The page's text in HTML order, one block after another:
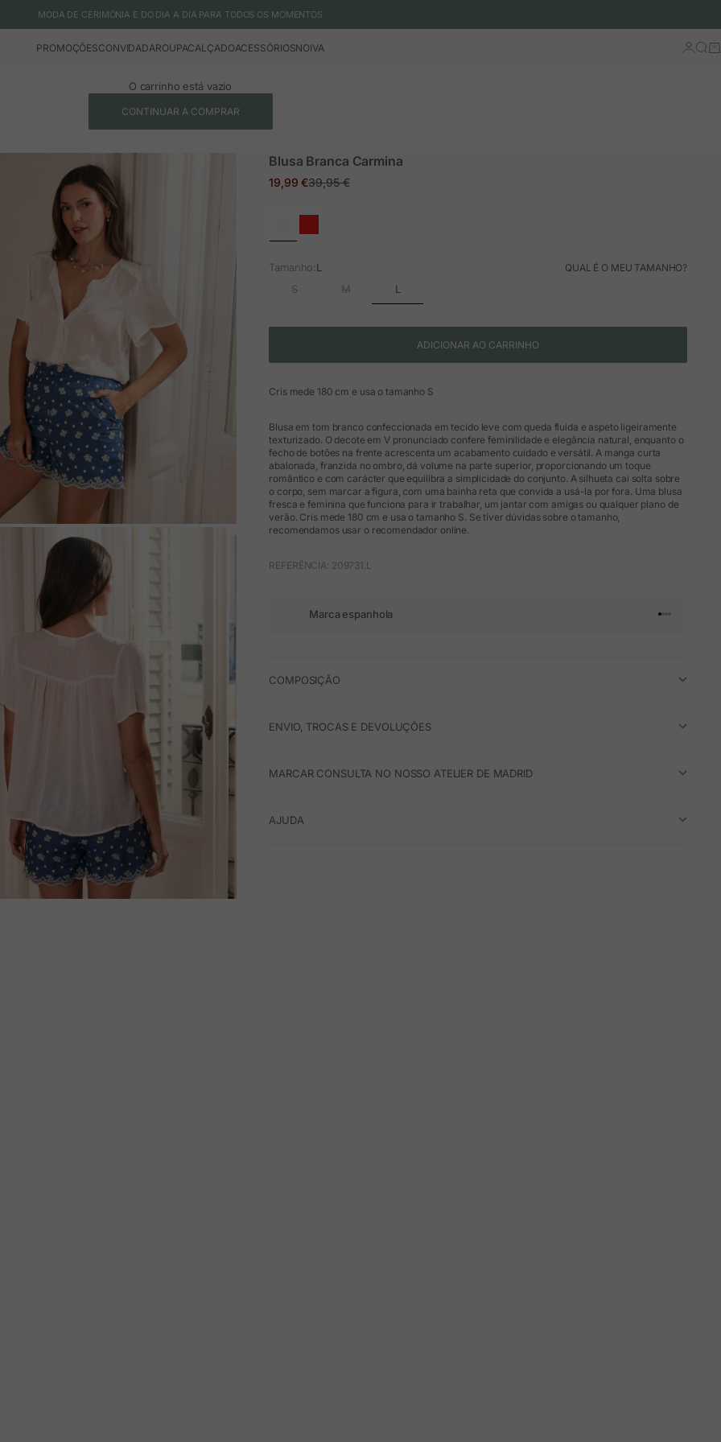
MODA DE CERIMÓNIA E DO DIA A DIA PARA TODOS OS MOMENTOS
PROMOÇÕESCONVIDADAROUPACALÇADOACESSÓRIOSNOIVA Iniciar
O carrinho está vazio
CONTINUAR A COMPRAR
Blusa Branca Carmina
Preço em promoção
19,99 €Preço normal
39,95 €
Tamanho:L QUAL É O MEU TAMANHO?
S M L
ADICIONAR AO CARRINHO
Cris mede 180 cm e usa o tamanho S
Blusa em tom branco confeccionada em tecido leve com queda fluida e aspeto ligeiramente
texturizado. O decote em V pronunciado confere feminilidade e elegância natural, enquanto o
fecho de botões na frente acrescenta um acabamento cuidado e versátil. A manga curta
abalonada, franzida no ombro, dá volume na parte superior, proporcionando um toque
romântico e com carácter que equilibra a simplicidade do conjunto. A silhueta cai solta sobre
o corpo, sem marcar a figura, com uma bainha reta que convida a usá-la por fora. Uma blusa
fresca e feminina que funciona para ir trabalhar, um jantar com amigas ou qualquer plano de
verão. Cris mede 180 cm e usa o tamanho S. Se tiver dúvidas sobre o tamanho,
recomendamos usar o recomendador online.
REFERÊNCIA: 209731.L
Marca espanhola Ir para o
Ir para o
Ir para o
Ir para o
COMPOSIÇÃO
ENVIO, TROCAS E DEVOLUÇÕES
MARCAR CONSULTA NO NOSSO ATELIER DE MADRID
AJUDA